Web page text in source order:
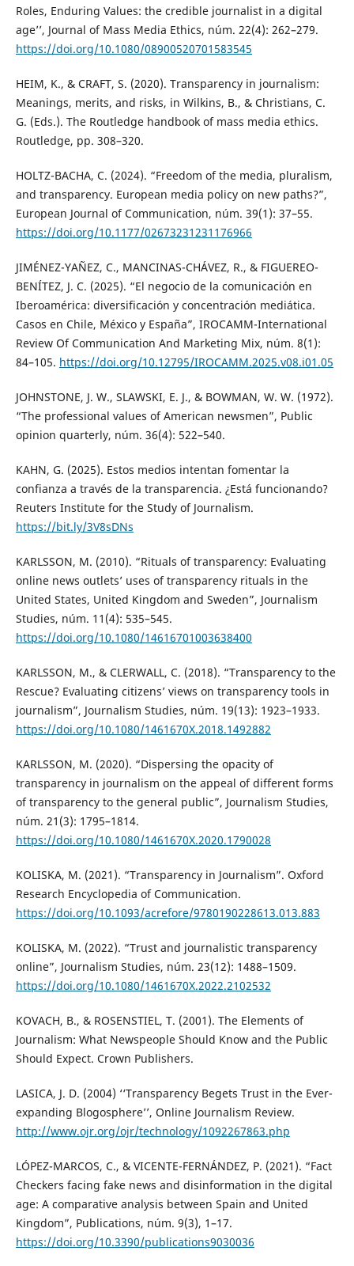
Roles, Enduring Values: the credible journalist in a digital
age’’, Journal of Mass Media Ethics, núm. 22(4): 262–279.
https://doi.org/10.1080/08900520701583545
HEIM, K., & CRAFT, S. (2020). Transparency in journalism:
Meanings, merits, and risks, in Wilkins, B., & Christians, C.
G. (Eds.). The Routledge handbook of mass media ethics.
Routledge, pp. 308–320.
HOLTZ-BACHA, C. (2024). “Freedom of the media, pluralism,
and transparency. European media policy on new paths?”,
European Journal of Communication, núm. 39(1): 37–55.
https://doi.org/10.1177/02673231231176966
JIMÉNEZ-YAÑEZ, C., MANCINAS-CHÁVEZ, R., & FIGUEREO-
BENÍTEZ, J. C. (2025). “El negocio de la comunicación en
Iberoamérica: diversificación y concentración mediática.
Casos en Chile, México y España”, IROCAMM-International
Review Of Communication And Marketing Mix, núm. 8(1):
84–105. https://doi.org/10.12795/IROCAMM.2025.v08.i01.05
JOHNSTONE, J. W., SLAWSKI, E. J., & BOWMAN, W. W. (1972).
“The professional values of American newsmen”, Public
opinion quarterly, núm. 36(4): 522–540.
KAHN, G. (2025). Estos medios intentan fomentar la
confianza a través de la transparencia. ¿Está funcionando?
Reuters Institute for the Study of Journalism.
https://bit.ly/3V8sDNs
KARLSSON, M. (2010). “Rituals of transparency: Evaluating
online news outlets’ uses of transparency rituals in the
United States, United Kingdom and Sweden”, Journalism
Studies, núm. 11(4): 535–545.
https://doi.org/10.1080/14616701003638400
KARLSSON, M., & CLERWALL, C. (2018). “Transparency to the
Rescue? Evaluating citizens’ views on transparency tools in
journalism”, Journalism Studies, núm. 19(13): 1923–1933.
https://doi.org/10.1080/1461670X.2018.1492882
KARLSSON, M. (2020). “Dispersing the opacity of
transparency in journalism on the appeal of different forms
of transparency to the general public”, Journalism Studies,
núm. 21(3): 1795–1814.
https://doi.org/10.1080/1461670X.2020.1790028
KOLISKA, M. (2021). “Transparency in Journalism”. Oxford
Research Encyclopedia of Communication.
https://doi.org/10.1093/acrefore/9780190228613.013.883
KOLISKA, M. (2022). “Trust and journalistic transparency
online”, Journalism Studies, núm. 23(12): 1488–1509.
https://doi.org/10.1080/1461670X.2022.2102532
KOVACH, B., & ROSENSTIEL, T. (2001). The Elements of
Journalism: What Newspeople Should Know and the Public
Should Expect. Crown Publishers.
LASICA, J. D. (2004) ‘‘Transparency Begets Trust in the Ever-
expanding Blogosphere’’, Online Journalism Review.
http://www.ojr.org/ojr/technology/1092267863.php
LÓPEZ-MARCOS, C., & VICENTE-FERNÁNDEZ, P. (2021). “Fact
Checkers facing fake news and disinformation in the digital
age: A comparative analysis between Spain and United
Kingdom”, Publications, núm. 9(3), 1–17.
https://doi.org/10.3390/publications9030036